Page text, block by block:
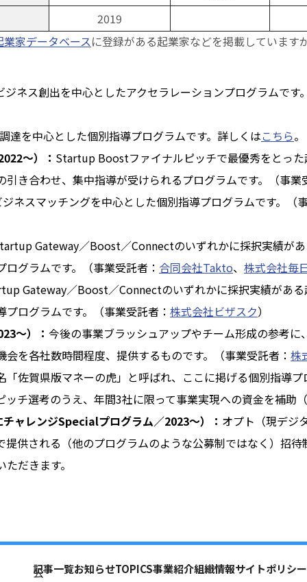
2019
業家データベースに登録がある起業家などを掲載していま
ジネス創出を中心としたアクセラレーションプログラムです
達を中心とした個別指導プログラムです。詳しくはこちら
～）： Startup Boostファイナルピッチで最優秀をとっ
き合わせ、集中指導が受けられるプログラムです。（事業
ネスマッチングを中心とした個別指導プログラムです。（
Gateway／Boost／Connectのいずれかに採択実績が
グラムです。（事業受託者： 合同会社Takto、 株式会社毎
Gateway／Boost／Connectのいずれかに採択実績があ
ログラムです。（事業受託者： 株式会社ビザスク）
～）： 今後の事業ブラッシュアップやチーム形成の参考
を各社数時間程度、提供するものです。（事業受託者： 株
「佐賀県版マネーの虎」と呼ばれ、ここに掲げる個別指導
チ選考のうえ、年間3社に限って事業実現への資金を補助
ャレンジSpecialプログラム／2023～）： オプト（現デジ
供される（他のプログラムのような公募制ではなく）招
だきます。
公
記事一覧お知らせTOPICS事業紹介組織情報サイトポリシー